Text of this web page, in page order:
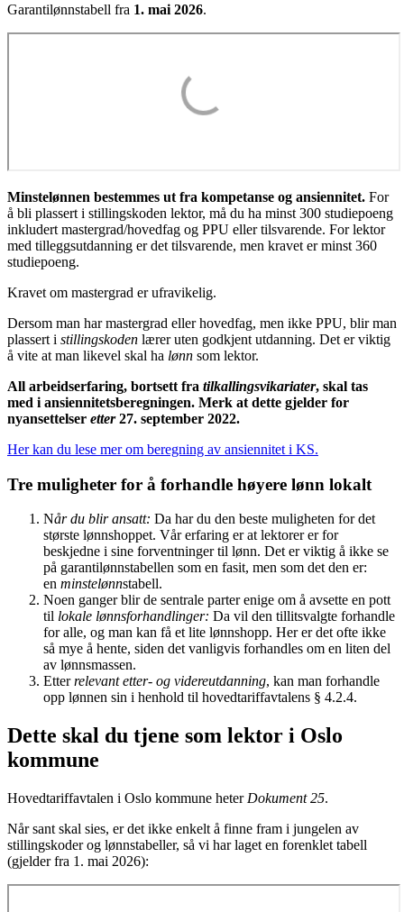
Garantilønnstabell fra 1. mai 2026.
Minstelønnen bestemmes ut fra kompetanse og ansiennitet. For
å bli plassert i stillingskoden lektor, må du ha minst 300 studiepoeng
inkludert mastergrad/hovedfag og PPU eller tilsvarende. For lektor
med tilleggsutdanning er det tilsvarende, men kravet er minst 360
studiepoeng.
Kravet om mastergrad er ufravikelig.
Dersom man har mastergrad eller hovedfag, men ikke PPU, blir man
plassert i stillingskoden lærer uten godkjent utdanning. Det er viktig
å vite at man likevel skal ha lønn som lektor.
All arbeidserfaring, bortsett fra tilkallingsvikariater, skal tas
med i ansiennitetsberegningen. Merk at dette gjelder for
nyansettelser etter 27. september 2022.
Her kan du lese mer om beregning av ansiennitet i KS.
Tre muligheter for å forhandle høyere lønn lokalt
Når du blir ansatt: Da har du den beste muligheten for det
største lønnshoppet. Vår erfaring er at lektorer er for
beskjedne i sine forventninger til lønn. Det er viktig å ikke se
på garantilønnstabellen som en fasit, men som det den er:
en minstelønnstabell.
Noen ganger blir de sentrale parter enige om å avsette en pott
til lokale lønnsforhandlinger: Da vil den tillitsvalgte forhandle
for alle, og man kan få et lite lønnshopp. Her er det ofte ikke
så mye å hente, siden det vanligvis forhandles om en liten del
av lønnsmassen.
Etterrelevant etter- og videreutdanning, kan man forhandle
opp lønnen sin i henhold til hovedtariffavtalens § 4.2.4.
Dette skal du tjene som lektor i Oslo
kommune
Hovedtariffavtalen i Oslo kommune heter Dokument 25.
Når sant skal sies, er det ikke enkelt å finne fram i jungelen av
stillingskoder og lønnstabeller, så vi har laget en forenklet tabell
(gjelder fra 1. mai 2026):